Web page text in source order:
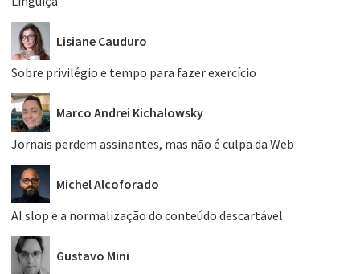
Lisiane Cauduro
Sobre privilégio e tempo para fazer exercício
Marco Andrei Kichalowsky
Jornais perdem assinantes, mas não é culpa da Web
Michel Alcoforado
AI slop e a normalização do conteúdo descartável
Gustavo Mini